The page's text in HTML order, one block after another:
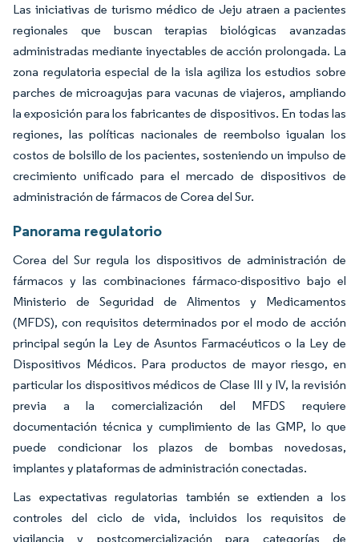
Las iniciativas de turismo médico de Jeju atraen a pacientes
regionales que buscan terapias biológicas avanzadas
administradas mediante inyectables de acción prolongada. La
zona regulatoria especial de la isla agiliza los estudios sobre
parches de microagujas para vacunas de viajeros, ampliando
la exposición para los fabricantes de dispositivos. En todas las
regiones, las políticas nacionales de reembolso igualan los
costos de bolsillo de los pacientes, sosteniendo un impulso de
crecimiento unificado para el mercado de dispositivos de
administración de fármacos de Corea del Sur.
Panorama regulatorio
Corea del Sur regula los dispositivos de administración de
fármacos y las combinaciones fármaco-dispositivo bajo el
Ministerio de Seguridad de Alimentos y Medicamentos
(MFDS), con requisitos determinados por el modo de acción
principal según la Ley de Asuntos Farmacéuticos o la Ley de
Dispositivos Médicos. Para productos de mayor riesgo, en
particular los dispositivos médicos de Clase III y IV, la revisión
previa a la comercialización del MFDS requiere
documentación técnica y cumplimiento de las GMP, lo que
puede condicionar los plazos de bombas novedosas,
implantes y plataformas de administración conectadas.
Las expectativas regulatorias también se extienden a los
controles del ciclo de vida, incluidos los requisitos de
vigilancia y postcomercialización para categorías de